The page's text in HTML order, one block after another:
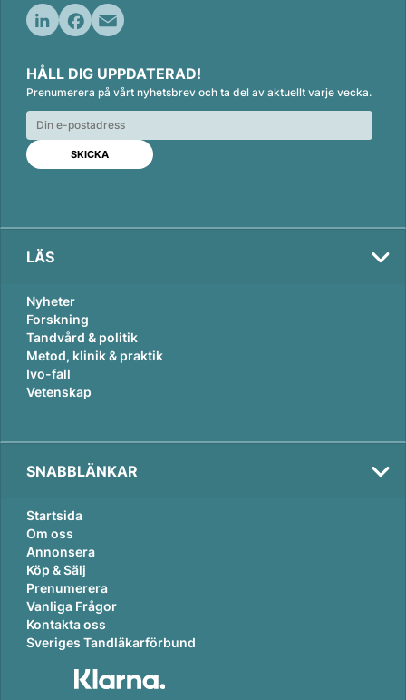
n
k
e
d
n
c
e
b
o
o
k
a
i
l
HÅLL DIG UPPDATERAD!
Prenumerera på vårt nyhetsbrev och ta del av aktuellt varje vecka.
LÄS
Nyheter
Forskning
Tandvård & politik
Metod, klinik & praktik
Ivo-fall
Vetenskap
SNABBLÄNKAR
Startsida
Om oss
Annonsera
Köp & Sälj
Prenumerera
Vanliga Frågor
Kontakta oss
Sveriges Tandläkarförbund